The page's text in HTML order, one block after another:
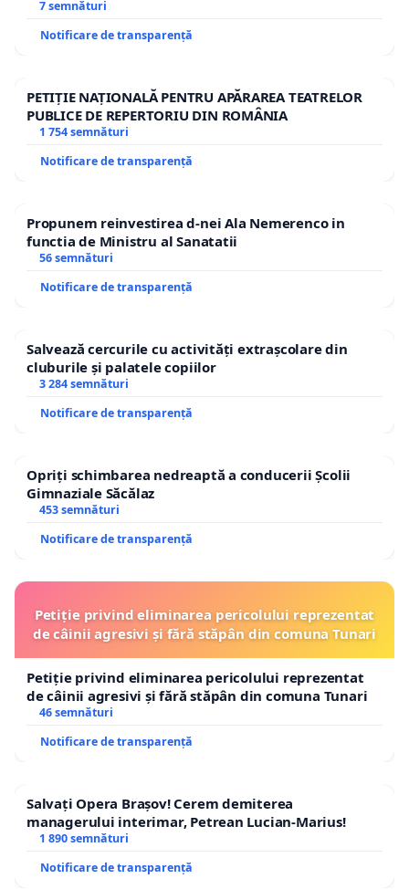
7 semnături
Notificare de transparență
PETIȚIE NAȚIONALĂ PENTRU APĂRAREA TEATRELOR
PUBLICE DE REPERTORIU DIN ROMÂNIA
1 754 semnături
Notificare de transparență
Propunem reinvestirea d-nei Ala Nemerenco in
functia de Ministru al Sanatatii
56 semnături
Notificare de transparență
Salvează cercurile cu activități extrașcolare din
cluburile și palatele copiilor
3 284 semnături
Notificare de transparență
Opriți schimbarea nedreaptă a conducerii Școlii
Gimnaziale Săcălaz
453 semnături
Notificare de transparență
Petiție privind eliminarea pericolului reprezentat
de câinii agresivi și fără stăpân din comuna Tunari
Petiție privind eliminarea pericolului reprezentat
de câinii agresivi și fără stăpân din comuna Tunari
46 semnături
Notificare de transparență
Salvați Opera Brașov! Cerem demiterea
managerului interimar, Petrean Lucian-Marius!
1 890 semnături
Notificare de transparență